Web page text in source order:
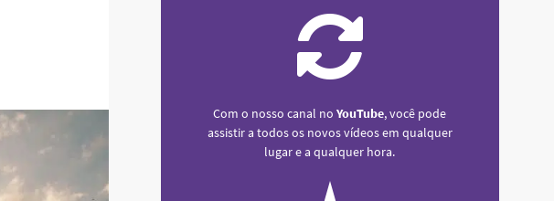
Com o nosso canal noYouTube, você pode
assistir a todos os novos vídeos em qualquer
lugar e a qualquer hora.